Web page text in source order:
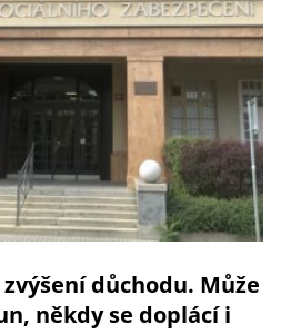
důchodu. Může
někdy se doplácí i